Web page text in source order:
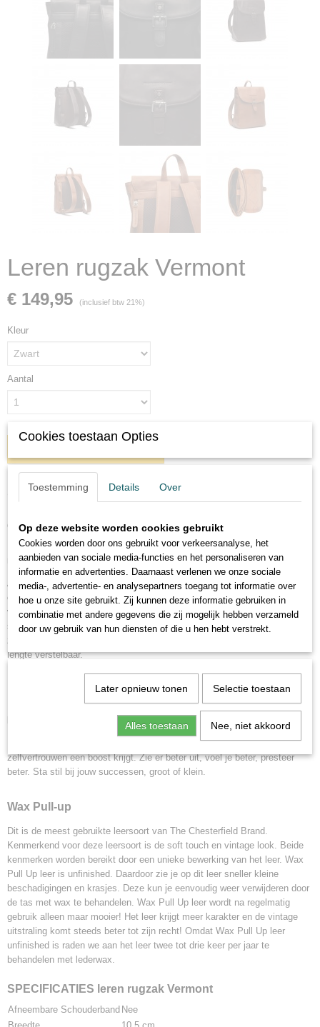
Leren rugzak Vermont
€ 149,95 (inclusief btw 21%)
Kleur
Aantal
Omschrijving
OMSCHRIJVING leren rugzak Vermont
Deze leren rugzak Vermont is voorzien van een ruim hoofdvak met
ritssluiting. Vervolgens sluit je de rugzak af door een magneet sluiting.
Aan de binnenkant is deze rugzak voorzien van een tablet vak en een
extra vak met ritssluiting. Daarnaast zit er ook een handig smartphone
vak in. Het extra vak aan de achterkant kun je gebruiken om waardevolle
spullen veilig op te bergen. Het extra verstevigde rugpand is voorzien van
zacht materiaal voor extra draagcomfort. De schouderbanden zijn in
lengte verstelbaar.
Deze leren rugzak is gemaakt van hoogwaardig Wax Pull Up leer. Wax
Pull Up leer wordt gekenmerkt door een zachte en soepele structuur.
Eventuele gebruikssporen kun je makkelijk wegwrijven door de speciale
behandeling die de tas heeft ondergaan. Zo gaat jouw tas jarenlang mee!
Met onze leren tassen en accessoires willen we ervoor zorgen dat jouw
zelfvertrouwen een boost krijgt. Zie er beter uit, voel je beter, presteer
beter. Sta stil bij jouw successen, groot of klein.
Wax Pull-up
Dit is de meest gebruikte leersoort van The Chesterfield Brand.
Kenmerkend voor deze leersoort is de soft touch en vintage look. Beide
kenmerken worden bereikt door een unieke bewerking van het leer. Wax
Pull Up leer is unfinished. Daardoor zie je op dit leer sneller kleine
beschadigingen en krasjes. Deze kun je eenvoudig weer verwijderen door
de tas met wax te behandelen. Wax Pull Up leer wordt na regelmatig
gebruik alleen maar mooier! Het leer krijgt meer karakter en de vintage
uitstraling komt steeds beter tot zijn recht! Omdat Wax Pull Up leer
unfinished is raden we aan het leer twee tot drie keer per jaar te
behandelen met lederwax.
SPECIFICATIES leren rugzak Vermont
Afneembare Schouderband Nee
Cookies toestaan Opties
Toestemming Details Over
Op deze website worden cookies gebruikt
Cookies worden door ons gebruikt voor verkeersanalyse, het
aanbieden van sociale media-functies en het personaliseren van
informatie en advertenties. Daarnaast verlenen we onze sociale
media-, advertentie- en analysepartners toegang tot informatie over
hoe u onze site gebruikt. Zij kunnen deze informatie gebruiken in
combinatie met andere gegevens die zij mogelijk hebben verzameld
door uw gebruik van hun diensten of die u hen hebt verstrekt.
Later opnieuw tonen Selectie toestaan
Alles toestaan Nee, niet akkoord